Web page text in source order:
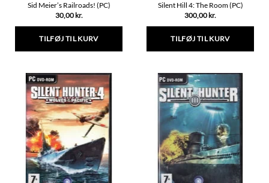
Sid Meier’s Railroads! (PC)
30,00 kr.
TILFØJ TIL KURV
Silent Hill 4: The Room (PC)
300,00 kr.
TILFØJ TIL KURV